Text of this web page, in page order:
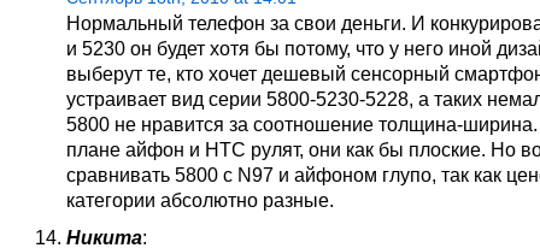
Нормальный телефон за свои деньги. И
и 5230 он будет хотя бы потому, что у него иной
выберут те, кто хочет дешевый сенсорный
устраивает вид серии 5800-5230-5228, а таких
5800 не нравится за соотношение толщина-
плане айфон и НТС рулят, они как бы плоские. Но
сравнивать 5800 с N97 и айфоном глупо, так как
категории абсолютно разные.
Никита: